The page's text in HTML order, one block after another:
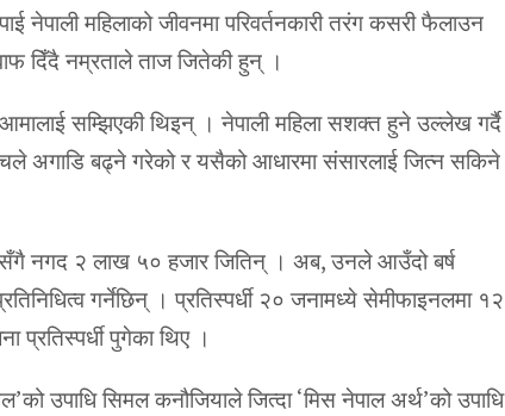
नेपाली महिलाको जीवनमा परिवर्तनकारी तरंग कसरी फैलाउन
दिँदै नम्रताले ताज जितेकी हुन् ।
सम्झिएकी थिइन् । नेपाली महिला सशक्त हुने उल्लेख गर्दै
अगाडि बढ्ने गरेको र यसैको आधारमा संसारलाई जित्न सकिने
नगद २ लाख ५० हजार जितिन् । अब, उनले आउँदो बर्ष
गर्नेछिन् । प्रतिस्पर्धी २० जनामध्ये सेमीफाइनलमा १२
प्रतिस्पर्धी पुगेका थिए ।
उपाधि सिमल कनौजियाले जित्दा ‘मिस नेपाल अर्थ’को उपाधि